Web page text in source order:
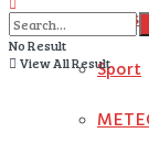
Sport
No Result
View All Result